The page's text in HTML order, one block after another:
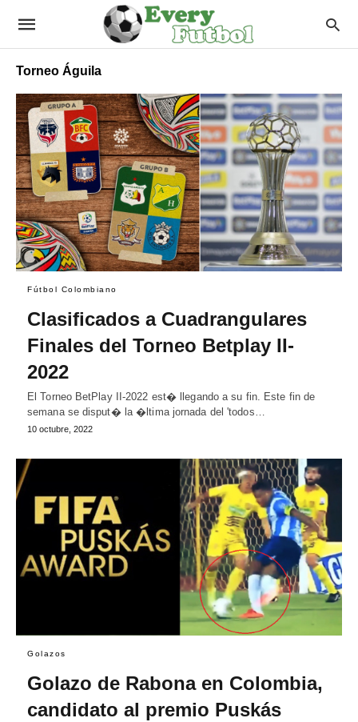
Torneo Águila
Fútbol Colombiano
Clasificados a Cuadrangulares
Finales del Torneo Betplay II-
2022
El Torneo BetPlay II-2022 est� llegando a su fin. Este fin de
semana se disput� la �ltima jornada del 'todos…
10 octubre, 2022
Golazos
Golazo de Rabona en Colombia,
candidato al premio Puskás